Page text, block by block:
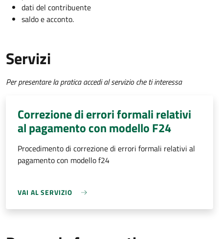
dati del contribuente
saldo e acconto.
Servizi
Per presentare la pratica accedi al servizio che ti interessa
Correzione di errori formali relativi
al pagamento con modello F24
Procedimento di correzione di errori formali relativi al
pagamento con modello f24
VAI AL SERVIZIO